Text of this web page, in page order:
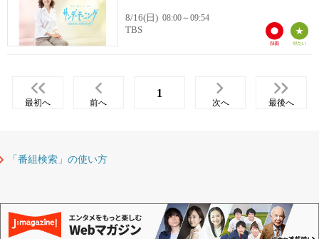
8/16(日) 08:00～09:54
TBS
最初へ 前へ
1
次へ 最後へ
「番組検索」の使い方